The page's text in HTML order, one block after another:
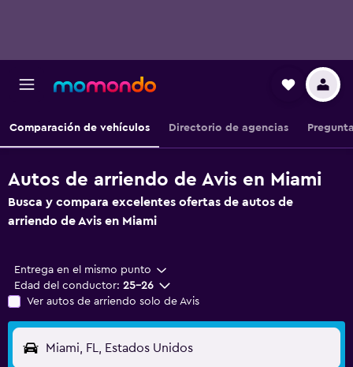
Comparación de vehículos Directorio de agencias
Autos de arriendo de Avis en Miami
Busca y compara excelentes ofertas de autos de
arriendo de Avis en Miami
Entrega en el mismo punto
Edad del conductor: 25-26
Ver autos de arriendo solo de Avis
Miami, FL, Estados Unidos